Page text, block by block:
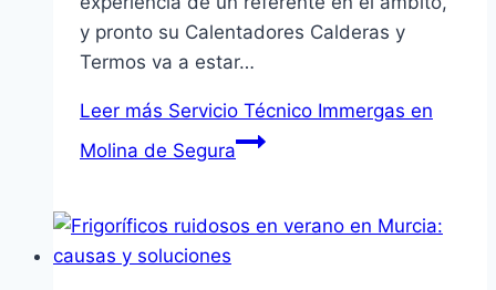
y pronto su Calentadores Calderas y
Termos va a estar…
Leer más Servicio Técnico Immergas en
Molina de Segura